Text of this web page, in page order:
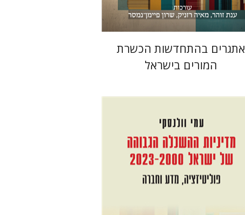
אתגרים בהתחדשות הכשרת
המורים בישראל
עמי וולנסקי